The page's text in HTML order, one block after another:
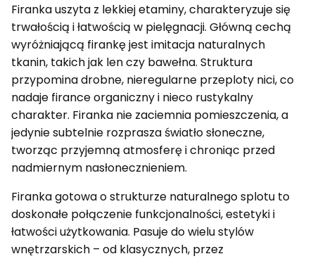
Firanka uszyta z lekkiej etaminy, charakteryzuje się
trwałością i łatwością w pielęgnacji. Główną cechą
wyróżniającą firankę jest imitacja naturalnych
tkanin, takich jak len czy bawełna. Struktura
przypomina drobne, nieregularne przeploty nici, co
nadaje firance organiczny i nieco rustykalny
charakter. Firanka nie zaciemnia pomieszczenia, a
jedynie subtelnie rozprasza światło słoneczne,
tworząc przyjemną atmosferę i chroniąc przed
nadmiernym nasłonecznieniem.
Firanka gotowa o strukturze naturalnego splotu to
doskonałe połączenie funkcjonalności, estetyki i
łatwości użytkowania. Pasuje do wielu stylów
wnętrzarskich – od klasycznych, przez